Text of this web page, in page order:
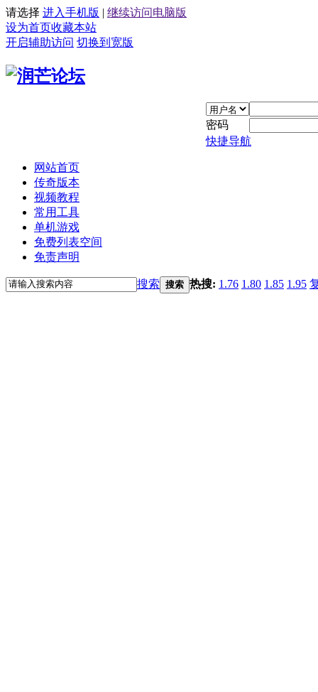
请选择 进入手机版 | 继续访问电脑版
设为首页收藏本站
开启辅助访问 切换到宽版
密码
快捷导航
网站首页
传奇版本
视频教程
常用工具
单机游戏
免费列表空间
免责声明
搜索 搜索 热搜: 1.76 1.80 1.85 1.95